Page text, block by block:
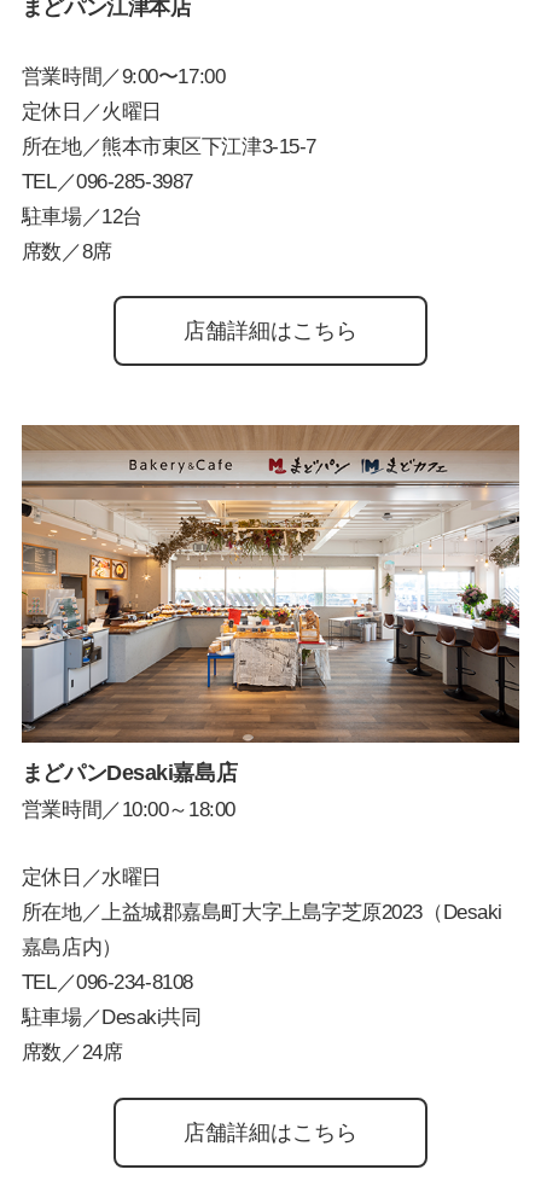
まどパン江津本店
営業時間／9:00〜17:00
定休日／火曜日
所在地／熊本市東区下江津3-15-7
TEL／096-285-3987
駐車場／12台
席数／8席
店舗詳細はこちら
まどパンDesaki嘉島店
営業時間／10:00～18:00
定休日／水曜日
所在地／上益城郡嘉島町大字上島字芝原2023（Desaki
嘉島店内）
TEL／096-234-8108
駐車場／Desaki共同
席数／24席
店舗詳細はこちら